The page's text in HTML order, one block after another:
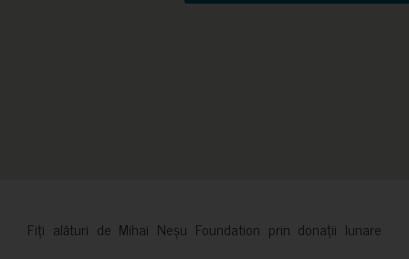
Fiți alături de Mihai Neșu Foundation prin donații lunare